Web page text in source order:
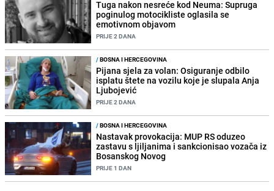
Tuga nakon nesreće kod Neuma: Supruga
poginulog motocikliste oglasila se
emotivnom objavom
PRIJE 2 DANA
/BOSNA I HERCEGOVINA
Pijana sjela za volan: Osiguranje odbilo
isplatu štete na vozilu koje je slupala Anja
Ljubojević
PRIJE 2 DANA
/BOSNA I HERCEGOVINA
Nastavak provokacija: MUP RS oduzeo
zastavu s ljiljanima i sankcionisao vozača iz
Bosanskog Novog
PRIJE 1 DAN